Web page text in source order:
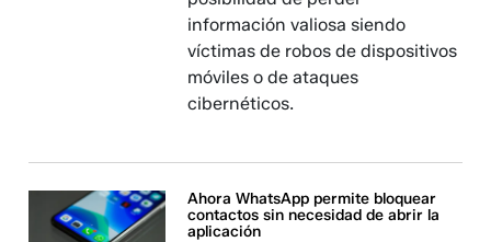
información valiosa siendo
víctimas de robos de dispositivos
móviles o de ataques
cibernéticos.
Ahora WhatsApp permite bloquear
contactos sin necesidad de abrir la
aplicación